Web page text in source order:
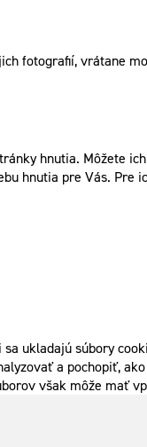
fotografií, vrátane
hnutia. Môžete
hnutia pre Vás. Pre
ukladajú súbory
a pochopiť,
však môže mať